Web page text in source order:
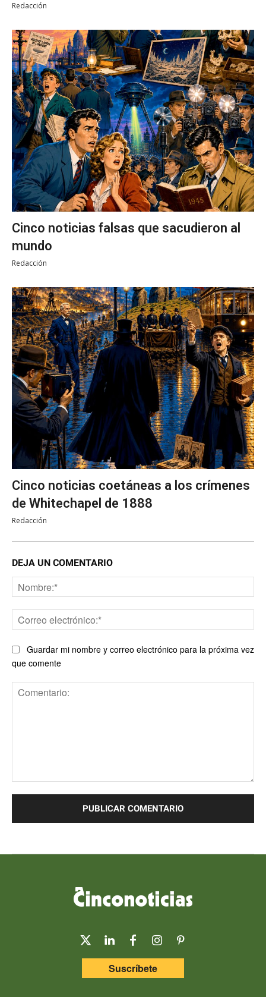
Redacción
Cinco noticias falsas que sacudieron al
mundo
Redacción
Cinco noticias coetáneas a los crímenes
de Whitechapel de 1888
Redacción
DEJA UN COMENTARIO
Guardar mi nombre y correo electrónico para la próxima vez
que comente
Suscríbete